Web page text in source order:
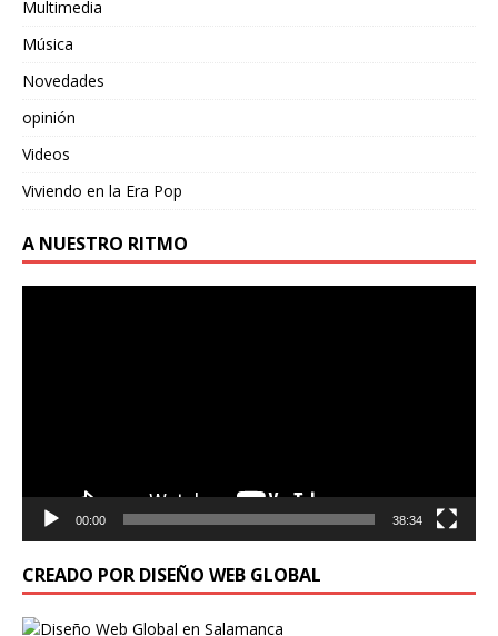
Multimedia
Música
Novedades
opinión
Videos
Viviendo en la Era Pop
A NUESTRO RITMO
00:00 38:34
CREADO POR DISEÑO WEB GLOBAL